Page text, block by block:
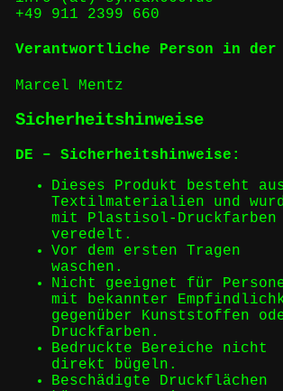
+49 911 2399 660
Verantwortliche Person in der
Marcel Mentz
Sicherheitshinweise
DE – Sicherheitshinweise:
Dieses Produkt besteht
Textilmaterialien und
mit Plastisol-Druckfarben
veredelt.
Vor dem ersten Tragen
waschen.
Nicht geeignet für
mit bekannter
gegenüber Kunststoffen
Druckfarben.
Bedruckte Bereiche nicht
direkt bügeln.
Beschädigte Druckflächen